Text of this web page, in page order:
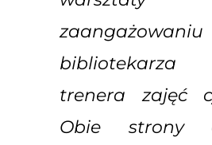
zaangażowaniu
trenera zajęć
Obie strony